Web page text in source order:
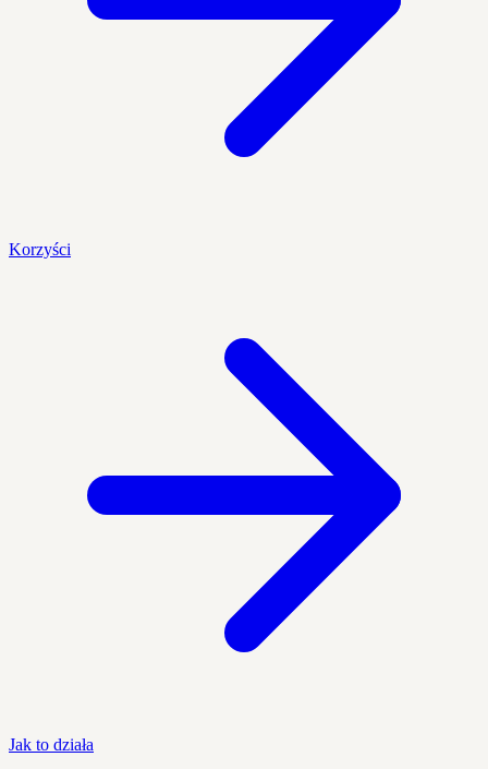
Korzyści
Jak to działa